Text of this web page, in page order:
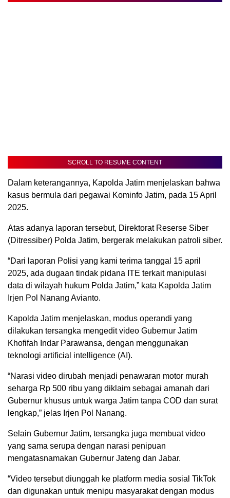
SCROLL TO RESUME CONTENT
Dalam keterangannya, Kapolda Jatim menjelaskan bahwa
kasus bermula dari pegawai Kominfo Jatim, pada 15 April
2025.
Atas adanya laporan tersebut, Direktorat Reserse Siber
(Ditressiber) Polda Jatim, bergerak melakukan patroli siber.
“Dari laporan Polisi yang kami terima tanggal 15 april
2025, ada dugaan tindak pidana ITE terkait manipulasi
data di wilayah hukum Polda Jatim,” kata Kapolda Jatim
Irjen Pol Nanang Avianto.
Kapolda Jatim menjelaskan, modus operandi yang
dilakukan tersangka mengedit video Gubernur Jatim
Khofifah Indar Parawansa, dengan menggunakan
teknologi artificial intelligence (AI).
“Narasi video dirubah menjadi penawaran motor murah
seharga Rp 500 ribu yang diklaim sebagai amanah dari
Gubernur khusus untuk warga Jatim tanpa COD dan surat
lengkap,” jelas Irjen Pol Nanang.
Selain Gubernur Jatim, tersangka juga membuat video
yang sama serupa dengan narasi penipuan
mengatasnamakan Gubernur Jateng dan Jabar.
“Video tersebut diunggah ke platform media sosial TikTok
dan digunakan untuk menipu masyarakat dengan modus